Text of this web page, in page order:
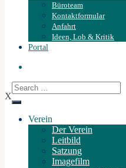
Büroteam
Kontaktformular
Anfahrt
Ideen, Lob & Kritik
Portal
X
Verein
Der Verein
Leitbild
Satzung
Imagefilm